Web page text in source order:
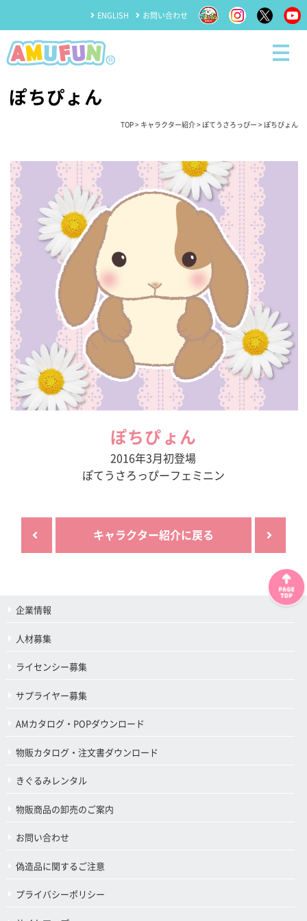
ENGLISH お問い合わせ
ぽちぴょん
TOP> キャラクター紹介> ぽてうさろっぴー > ぽちぴょん
ぽちぴょん
2016年3月初登場
ぽてうさろっぴーフェミニン
キャラクター紹介に戻る
企業情報
人材募集
ライセンシー募集
サプライヤー募集
AMカタログ・POPダウンロード
物販カタログ・注文書ダウンロード
きぐるみレンタル
物販商品の卸売のご案内
お問い合わせ
偽造品に関するご注意
プライバシーポリシー